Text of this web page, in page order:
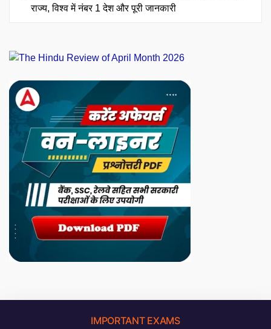
राज्य, विश्व में नंबर 1 देश और पूरी जानकारी
IMPORTANT EXAMS